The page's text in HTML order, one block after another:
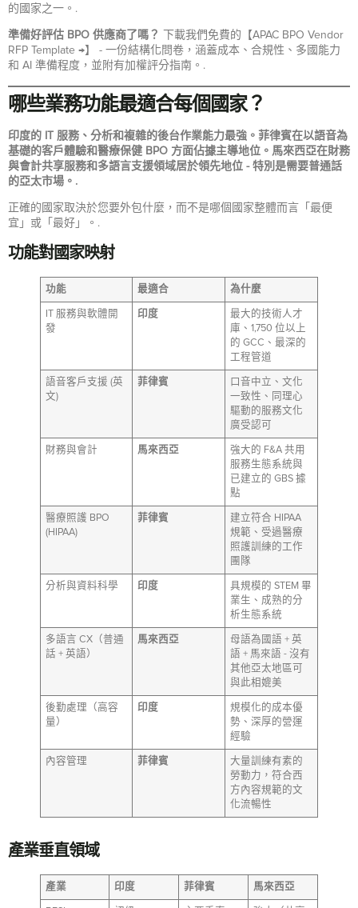
的國家之一。.
準備好評估 BPO 供應商了嗎？
下載我們免費的【APAC BPO Vendor
RFP Template →】 - 一份結構化問卷，涵蓋成本、合規性、多國能力
和 AI 準備程度，並附有加權評分指南。.
哪些業務功能最適合每個國家？
印度的 IT 服務、分析和複雜的後台作業能力最強。菲律賓在以語音為
基礎的客戶體驗和醫療保健 BPO 方面佔據主導地位。馬來西亞在財務
與會計共享服務和多語言支援領域居於領先地位 - 特別是需要普通話
的亞太市場。.
正確的國家取決於您要外包什麼，而不是哪個國家整體而言「最便
宜」或「最好」。.
功能對國家映射
功能 最適合 為什麼
IT 服務與軟體開
發
印度
最大的技術人才
庫、1,750 位以上
的 GCC、最深的
工程管道
語音客戶支援 (英
文)
菲律賓
口音中立、文化
一致性、同理心
驅動的服務文化
廣受認可
財務與會計 馬來西亞
強大的 F&A 共用
服務生態系統與
已建立的 GBS 據
點
醫療照護 BPO
(HIPAA)
菲律賓
建立符合 HIPAA
規範、受過醫療
照護訓練的工作
團隊
分析與資料科學 印度
具規模的 STEM 畢
業生、成熟的分
析生態系統
多語言 CX（普通
話 + 英語）
馬來西亞
母語為國語 + 英
語 + 馬來語 - 沒有
其他亞太地區可
與此相媲美
後勤處理（高容
量）
印度
規模化的成本優
勢、深厚的營運
經驗
內容管理 菲律賓
大量訓練有素的
勞動力，符合西
方內容規範的文
化流暢性
產業垂直領域
產業 印度 菲律賓 馬來西亞